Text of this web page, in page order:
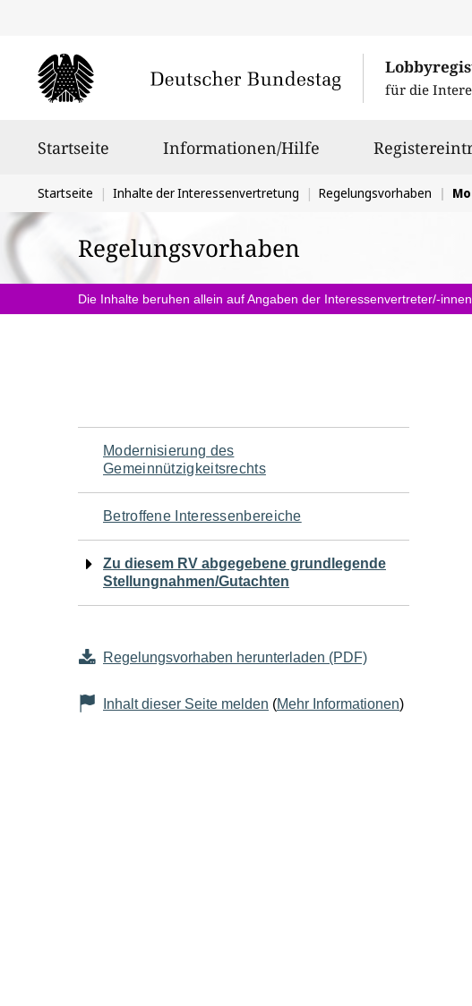
für die
Startseite Informationen/Hilfe
Sie
befinden
sich
hier:
Startseite Inhalte der Interessenvertretung Regelungsvorhaben
Regelungsvorhaben
Die Inhalte beruhen allein auf Angaben der Interessenvertreter/-
Navigation
für
den
Seiteninhalt
Modernisierung des
Gemeinnützigkeitsrechts
Betroffene Interessenbereiche
Zu diesem RV abgegebene grundlegende
Stellungnahmen/Gutachten
Regelungsvorhaben herunterladen (PDF)
Inhalt dieser Seite melden (Mehr Informationen)